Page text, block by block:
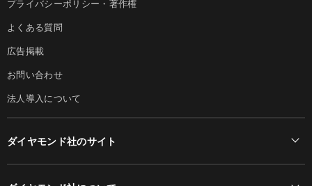
プライバシーポリシー・著作権
よくある質問
広告掲載
お問い合わせ
法人導入について
ダイヤモンド社のサイト